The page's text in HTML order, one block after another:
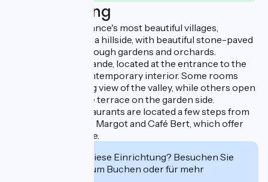
Beschreibung
Listed as one of France's most beautiful villages,
Mirmande is set on a hillside, with beautiful stone-paved
streets winding through gardens and orchards.
The Hôtel de Mirmande, located at the entrance to the
village, boasts a contemporary interior. Some rooms
offer a breathtaking view of the valley, while others open
onto a small private terrace on the garden side.
To eat, several restaurants are located a few steps from
the hotel, including Margot and Café Bert, which offer
careful, local cuisine.
Interessiert Sie diese Einrichtung? Besuchen Sie
deren Website zum Buchen oder für mehr